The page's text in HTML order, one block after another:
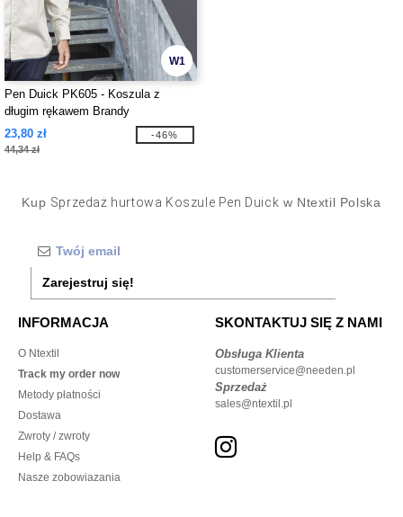
W1
Pen Duick PK605 - Koszula z
długim rękawem Brandy
23,80 zł
44,34 zł
-46%
Kup Sprzedaż hurtowa Koszule Pen Duick w Ntextil Polska
Zarejestruj się!
INFORMACJA
O Ntextil
Track my order now
Metody płatności
Dostawa
Zwroty / zwroty
Help & FAQs
Nasze zobowiazania
SKONTAKTUJ SIĘ Z NAMI
Obsługa Klienta
customerservice@needen.pl
Sprzedaż
sales@ntextil.pl